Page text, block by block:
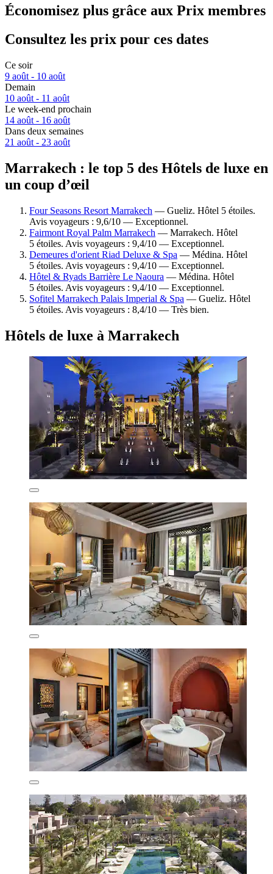
Économisez plus grâce aux Prix membres
Consultez les prix pour ces dates
Ce soir
9 août - 10 août
Demain
10 août - 11 août
Le week-end prochain
14 août - 16 août
Dans deux semaines
21 août - 23 août
Marrakech : le top 5 des Hôtels de luxe en
un coup d’œil
Four Seasons Resort Marrakech — Gueliz. Hôtel 5 étoiles.
Avis voyageurs : 9,6/10 — Exceptionnel.
Fairmont Royal Palm Marrakech — Marrakech. Hôtel
5 étoiles. Avis voyageurs : 9,4/10 — Exceptionnel.
Demeures d'orient Riad Deluxe & Spa — Médina. Hôtel
5 étoiles. Avis voyageurs : 9,4/10 — Exceptionnel.
Hôtel & Ryads Barrière Le Naoura — Médina. Hôtel
5 étoiles. Avis voyageurs : 9,4/10 — Exceptionnel.
Sofitel Marrakech Palais Imperial & Spa — Gueliz. Hôtel
5 étoiles. Avis voyageurs : 8,4/10 — Très bien.
Hôtels de luxe à Marrakech